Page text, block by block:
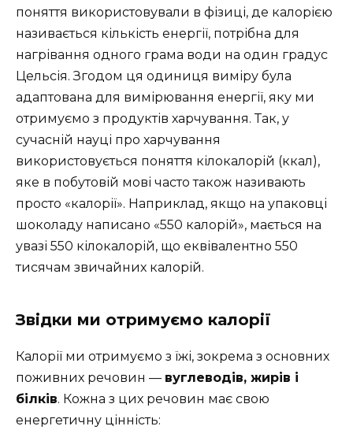
поняття використовували в фізиці, де калорією
називається кількість енергії, потрібна для
нагрівання одного грама води на один градус
Цельсія. Згодом ця одиниця виміру була
адаптована для вимірювання енергії, яку ми
отримуємо з продуктів харчування. Так, у
сучасній науці про харчування
використовується поняття кілокалорій (ккал),
яке в побутовій мові часто також називають
просто «калорії». Наприклад, якщо на упаковці
шоколаду написано «550 калорій», мається на
увазі 550 кілокалорій, що еквівалентно 550
тисячам звичайних калорій.
Звідки ми отримуємо калорії
Калорії ми отримуємо з їжі, зокрема з основних
поживних речовин — вуглеводів, жирів і
білків. Кожна з цих речовин має свою
енергетичну цінність: